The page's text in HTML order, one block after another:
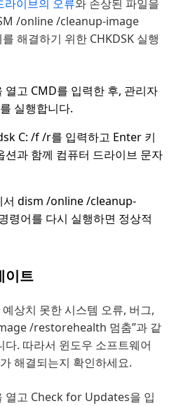
라이브의 오류와 손상된 파일을
/online /cleanup-image
해결하기 위한 CHKDSK 실행
열고 CMD를 입력한 후, 관리자
실행합니다.
C: /f /r를 입력하고 Enter 키
과 함께 컴퓨터 드라이브 문자
서 dism /online /cleanup-
어를 다시 실행하면 정상적
이트
상치 못한 시스템 오류, 버그,
/restorehealth 멈춤”과 같
. 따라서 윈도우 소프트웨어
해결되는지 확인하세요.
열고 Check for Updates을 입